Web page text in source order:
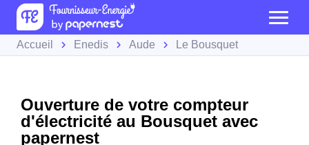
Accueil Enedis Aude Le Bousquet